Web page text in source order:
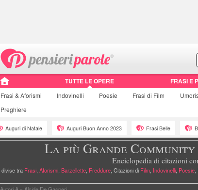
TUTTE LE OPERE FRASI E
Frasi & Aforismi Indovinelli Poesie Frasi di Film
Preghiere
Auguri di Natale Auguri Buon Anno 2023 Frasi Belle
La più Grande
Enciclopedia di citazioni
divise tra Frasi, Aforismi, Barzellette, Freddure, Citazioni di Film, Indovinelli, Poesie,